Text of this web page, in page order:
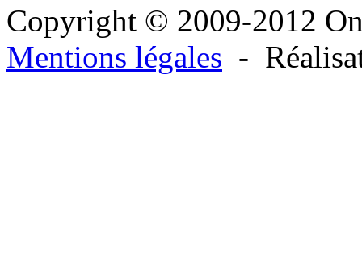
Copyright © 2009-2012
Mentions légales -